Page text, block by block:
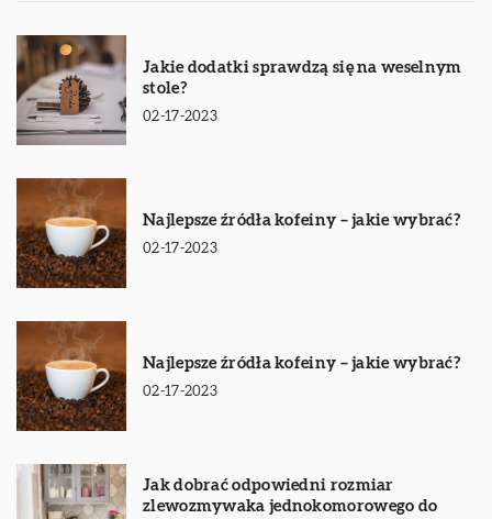
Jakie dodatki sprawdzą się na weselnym
stole?
02-17-2023
Najlepsze źródła kofeiny – jakie wybrać?
02-17-2023
Najlepsze źródła kofeiny – jakie wybrać?
02-17-2023
Jak dobrać odpowiedni rozmiar
zlewozmywaka jednokomorowego do